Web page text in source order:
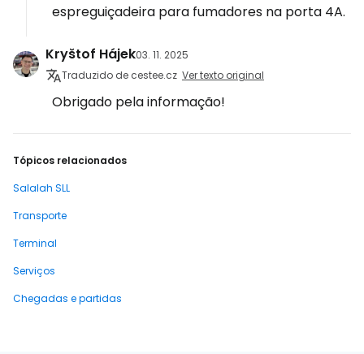
espreguiçadeira para fumadores na porta 4A.
Kryštof Hájek03. 11. 2025
Traduzido de cestee.cz Ver texto original
Obrigado pela informação!
Tópicos relacionados
Salalah SLL
Transporte
Terminal
Serviços
Chegadas e partidas